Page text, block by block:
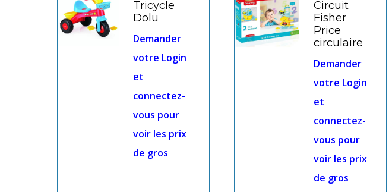
Tricycle
Dolu
Demander
votre Login
et
connectez-
vous pour
voir les prix
de gros
Circuit
Fisher
Price
circulaire
Demander
votre Login
et
connectez-
vous pour
voir les prix
de gros